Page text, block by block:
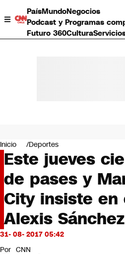
PaísMundoNegocios
Podcast y Programas
Futuro 360Cultura
Negocios
Deportes
Programas completos
Cultura
Servicios
Bits
CNN Data
CNN tiempo
Futuro 360
Inicio Deportes
Este jueves
de pases y
City insiste en
Alexis Sánchez
31- 08- 2017 05:42
Por CNN